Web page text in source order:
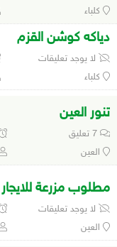
كلباء
دياكه كوشن القزم
لا يوجد تعليقات
كلباء
تنور العين
7 تعليق
العين
مطلوب مزرعة للايجار
لا يوجد تعليقات
العين